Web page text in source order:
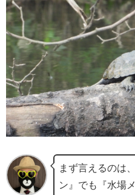
まず言えるのは
ン』でも『水場